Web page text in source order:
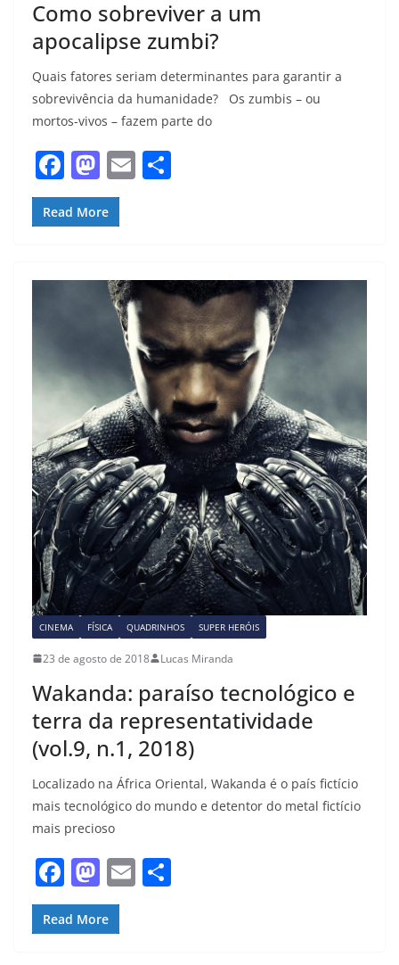
Como sobreviver a um
apocalipse zumbi?
Quais fatores seriam determinantes para garantir a
sobrevivência da humanidade? Os zumbis – ou
mortos-vivos – fazem parte do
F
a
c
b
k
M
a
st
d
o
E
Read More
CINEMA FÍSICA QUADRINHOS SUPER HERÓIS
23 de agosto de 2018 Lucas Miranda
Wakanda: paraíso tecnológico e
terra da representatividade
(vol.9, n.1, 2018)
Localizado na África Oriental, Wakanda é o país fictício
mais tecnológico do mundo e detentor do metal fictício
mais precioso
F
a
c
M
a
st
E
Read More